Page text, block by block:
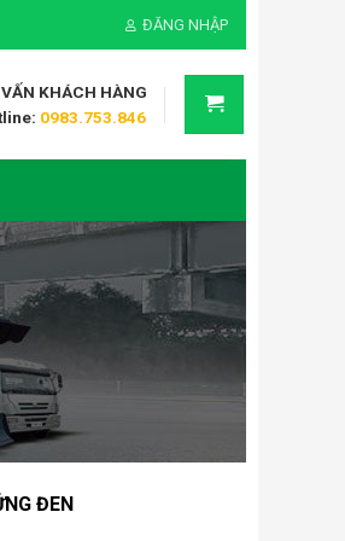
ĐĂNG NHẬP
KHÁCH HÀNG
0983.753.846
ĐEN